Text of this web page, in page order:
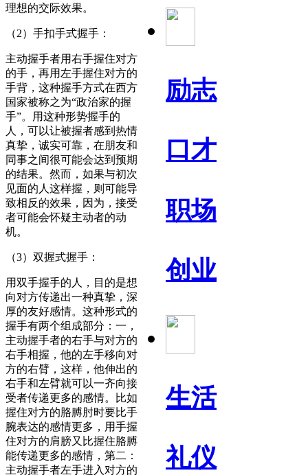
励志
口才
职场
创业
生活
礼仪
理想的交际效果。
（2）手扣手式握手：
主动握手者用右手握住对方
的手，再用左手握住对方的
手背，这种握手方式在西方
国家被称之为“政治家的握
手”。用这种形势握手的
人，可以让被握者感到热情
真挚，诚实可靠，在朋友和
同事之间很可能会达到预期
的结果。然而，如果与初次
见面的人这样握，则可能导
致相反的效果，因为，接受
者可能会怀疑主动者的动
机。
（3）双握式握手：
用双手握手的人，目的是想
向对方传递出一种真挚，深
厚的友好感情。这种形式的
握手有两个组成部分：一，
主动握手者的右手与对方的
右手相握，他的左手移向对
方的右臂，这样，他伸出的
右手和左臂就可以一齐向接
受者传递更多的感情。比如
握住对方的胳膊肘时要比手
腕表达的感情更多，用手握
住对方的肩膀又比握住胳膊
能传递更多的感情，第二：
主动握手者左手进入对方的